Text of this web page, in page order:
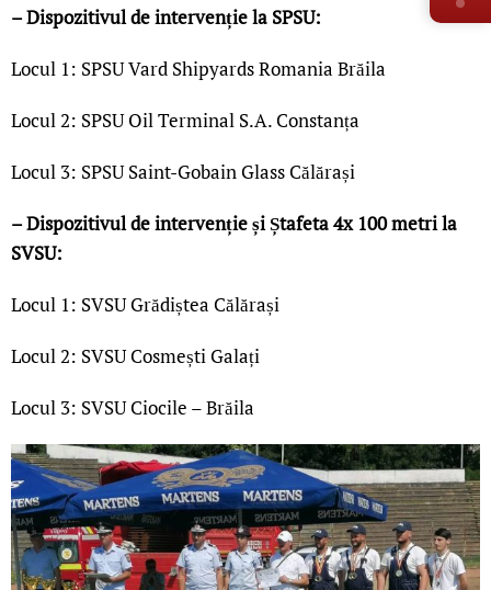
– Dispozitivul de intervenție la SPSU:
Locul 1: SPSU Vard Shipyards Romania Brăila
Locul 2: SPSU Oil Terminal S.A. Constanța
Locul 3: SPSU Saint-Gobain Glass Călărași
– Dispozitivul de intervenție și Ștafeta 4x 100 metri la
SVSU:
Locul 1: SVSU Grădiștea Călărași
Locul 2: SVSU Cosmești Galați
Locul 3: SVSU Ciocile – Brăila